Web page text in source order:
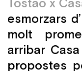
Tostao x
esmorzars
molt
arribar
propostes